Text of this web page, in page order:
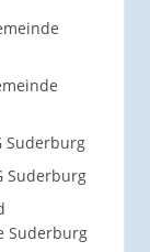
Suderburg
Suderburg
Suderburg